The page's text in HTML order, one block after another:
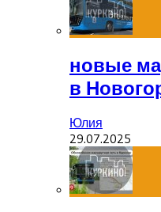
новые
в
Юлия
29.07.2025